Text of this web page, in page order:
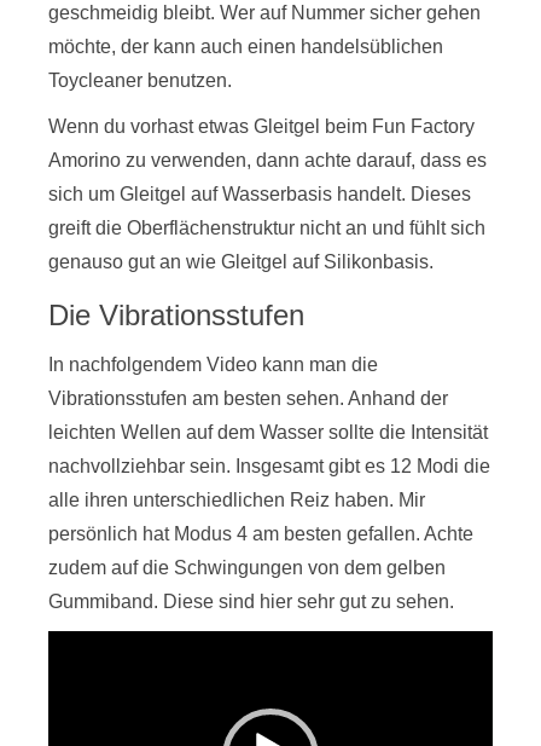
geschmeidig bleibt. Wer auf Nummer sicher gehen
möchte, der kann auch einen handelsüblichen
Toycleaner benutzen.
Wenn du vorhast etwas Gleitgel beim Fun Factory
Amorino zu verwenden, dann achte darauf, dass es
sich um Gleitgel auf Wasserbasis handelt. Dieses
greift die Oberflächenstruktur nicht an und fühlt sich
genauso gut an wie Gleitgel auf Silikonbasis.
Die Vibrationsstufen
In nachfolgendem Video kann man die
Vibrationsstufen am besten sehen. Anhand der
leichten Wellen auf dem Wasser sollte die Intensität
nachvollziehbar sein. Insgesamt gibt es 12 Modi die
alle ihren unterschiedlichen Reiz haben. Mir
persönlich hat Modus 4 am besten gefallen. Achte
zudem auf die Schwingungen von dem gelben
Gummiband. Diese sind hier sehr gut zu sehen.